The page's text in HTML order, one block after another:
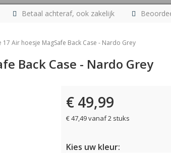
Betaal achteraf, ook zakelijk
Air hoesje MagSafe Back Case - Nardo Grey
Back Case - Nardo Grey
€ 49,99
€ 47,49 vanaf 2 stuks
Kies uw kleur: